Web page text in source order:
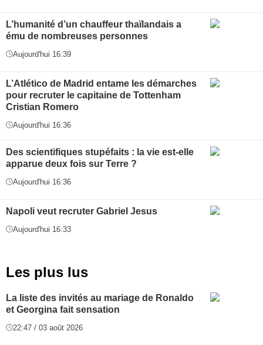
L’humanité d’un chauffeur thaïlandais a
ému de nombreuses personnes
Aujourd'hui 16:39
L’Atlético de Madrid entame les démarches
pour recruter le capitaine de Tottenham
Cristian Romero
Aujourd'hui 16:36
Des scientifiques stupéfaits : la vie est-elle
apparue deux fois sur Terre ?
Aujourd'hui 16:36
Napoli veut recruter Gabriel Jesus
Aujourd'hui 16:33
Les plus lus
La liste des invités au mariage de Ronaldo
et Georgina fait sensation
22:47 / 03 août 2026